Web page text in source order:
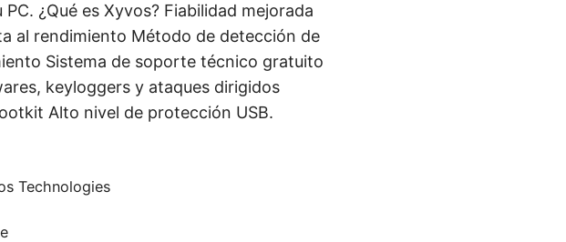
¿Qué es Xyvos? Fiabilidad mejorada
al rendimiento Método de detección de
Sistema de soporte técnico gratuito
keyloggers y ataques dirigidos
Alto nivel de protección USB.
Technologies